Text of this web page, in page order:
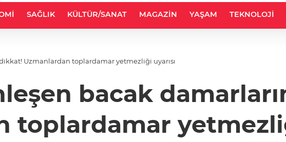
SAĞLIK KÜLTÜR/SANAT MAGAZİN YAŞAM TEKNOLOJİ
Uzmanlardan toplardamar yetmezliği uyarısı
bacak
toplardamar